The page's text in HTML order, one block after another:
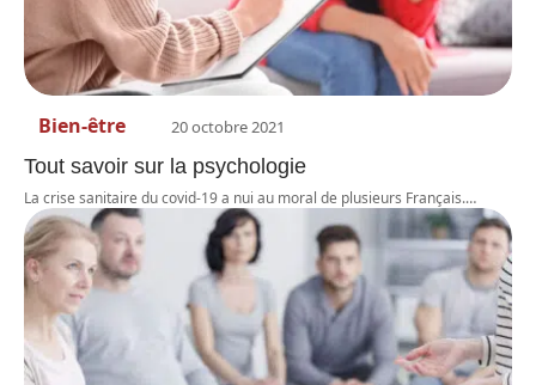
Bien-être 20 octobre 2021
Tout savoir sur la psychologie
La crise sanitaire du covid-19 a nui au moral de plusieurs Français.…